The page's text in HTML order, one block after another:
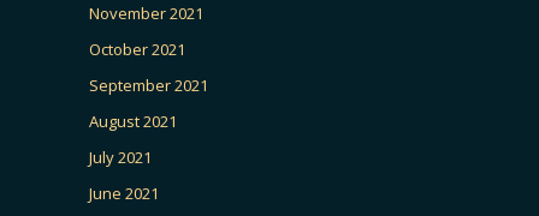
November 2021
October 2021
September 2021
August 2021
July 2021
June 2021